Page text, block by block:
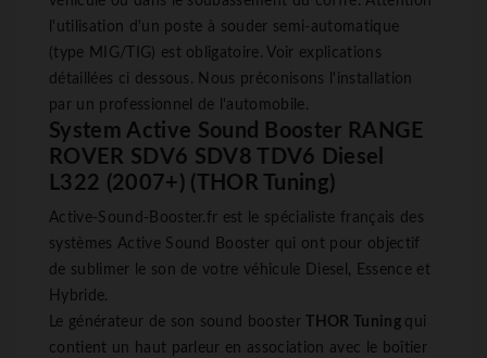
l'utilisation d'un poste à souder semi-automatique
(type MIG/TIG) est obligatoire. Voir explications
détaillées ci dessous. Nous préconisons l'installation
par un professionnel de l'automobile.
System Active Sound Booster RANGE
ROVER SDV6 SDV8 TDV6 Diesel
L322 (2007+) (THOR Tuning)
Active-Sound-Booster.fr est le spécialiste français des
systèmes Active Sound Booster qui ont pour objectif
de sublimer le son de votre véhicule Diesel, Essence et
Hybride.
Le générateur de son sound booster
THOR Tuning qui
contient un haut parleur en association avec le boîtier